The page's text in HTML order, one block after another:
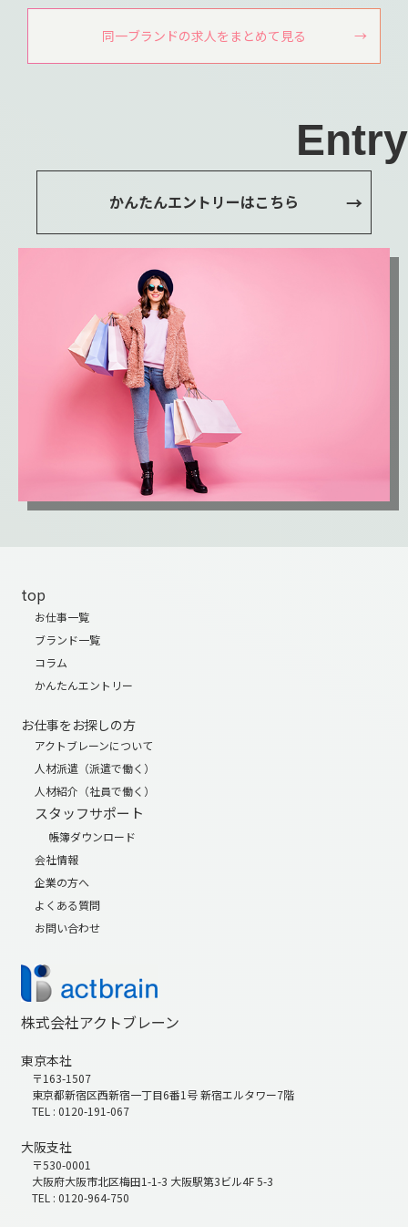
同一ブランドの求人をまとめて見る
Entry
かんたんエントリーはこちら
top
お仕事一覧
ブランド一覧
コラム
かんたんエントリー
お仕事をお探しの方
アクトブレーンについて
人材派遣（派遣で働く）
人材紹介（社員で働く）
スタッフサポート
帳簿ダウンロード
会社情報
企業の方へ
よくある質問
お問い合わせ
株式会社アクトブレーン
東京本社
〒163-1507
東京都新宿区西新宿一丁目6番1号 新宿エルタワー7階
TEL : 0120-191-067
大阪支社
〒530-0001
大阪府大阪市北区梅田1-1-3 大阪駅第3ビル4F 5-3
TEL : 0120-964-750